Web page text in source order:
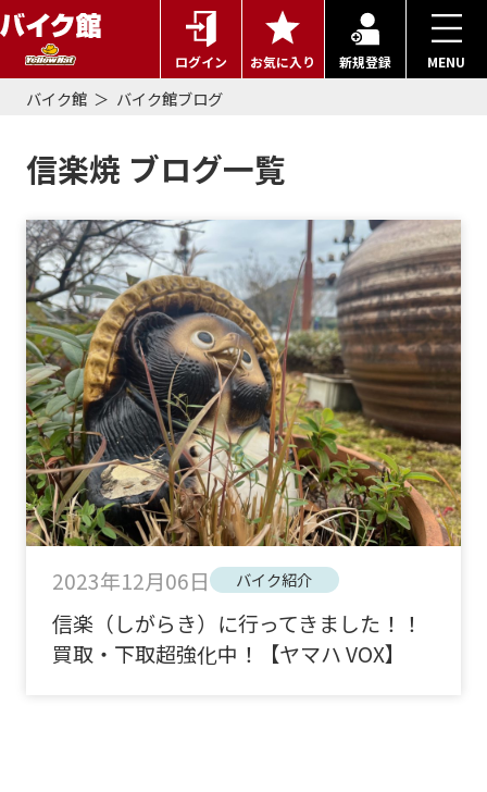
ログイン お気に入り 新規登録 MENU
バイク館 バイク館ブログ
信楽焼 ブログ一覧
2023年12月06日 バイク紹介
信楽（しがらき）に行ってきました！！
買取・下取超強化中！【ヤマハ VOX】